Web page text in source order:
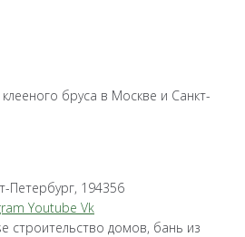
бруса в Москве и Санкт-
Петербург, 194356
Youtube Vk
строительство домов, бань из